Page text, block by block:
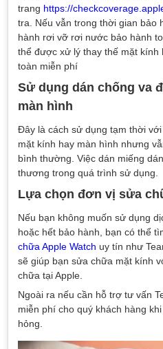
trang https://
tra. Nếu vẫn trong thời gian bảo
hành rơi vỡ rơi nước bảo hành
thể được xử lý thay thế mặt kính
toàn miễn phí
Sử dụng dán chống va
màn hình
Đây là cách sử dụng tạm thời
mặt kính hay màn hình nhưng
bình thường. Việc dán miếng
thương trong quá trình sử dụng.
Lựa chọn đơn vị sửa
Nếu bạn không muốn sử dụng
hoặc hết bảo hành, bạn có thể
chữa Apple Watch uy tín như
sẽ giúp bạn sửa chữa mặt kính
chữa tại Apple.
Ngoài ra nếu cần hỗ trợ tư vấn
miễn phí cho quý khách hàng
hỏng.